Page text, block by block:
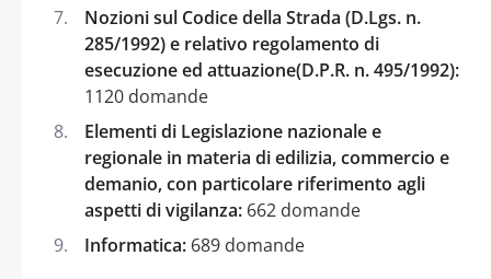
Nozioni sul Codice della Strada (D.Lgs. n.
285/1992) e relativo regolamento di
esecuzione ed attuazione(D.P.R. n. 495/1992):
1120 domande
Elementi di Legislazione nazionale e
regionale in materia di edilizia, commercio e
demanio, con particolare riferimento agli
aspetti di vigilanza: 662 domande
Informatica: 689 domande